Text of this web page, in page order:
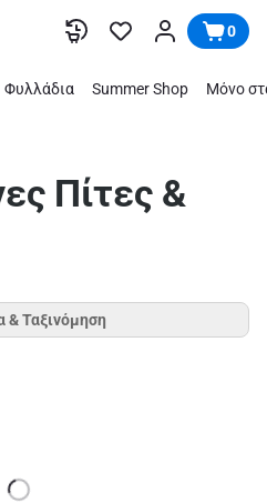
0
Φυλλάδια Summer Shop Μόνο
Πίτες &
& Ταξινόμηση